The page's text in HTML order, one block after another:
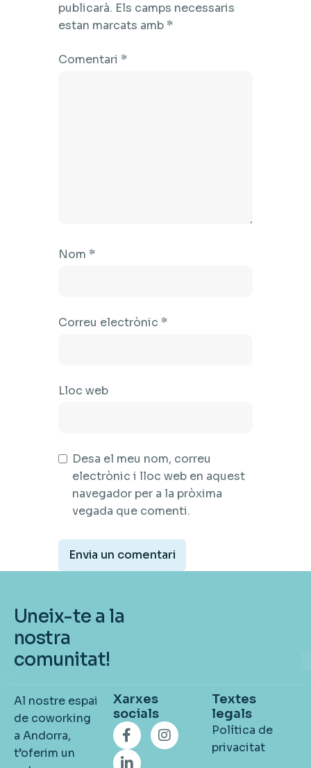
publicarà. Els camps necessaris
estan marcats amb*
Comentari *
Nom *
Correu electrònic *
Lloc web
Desa el meu nom, correu
electrònic i lloc web en aquest
navegador per a la pròxima
vegada que comenti.
Uneix-te a la
nostra
comunitat!
Al nostre espai
de coworking
a Andorra,
t’oferim un
Xarxes
socials
Textes
legals
Política de
privacitat